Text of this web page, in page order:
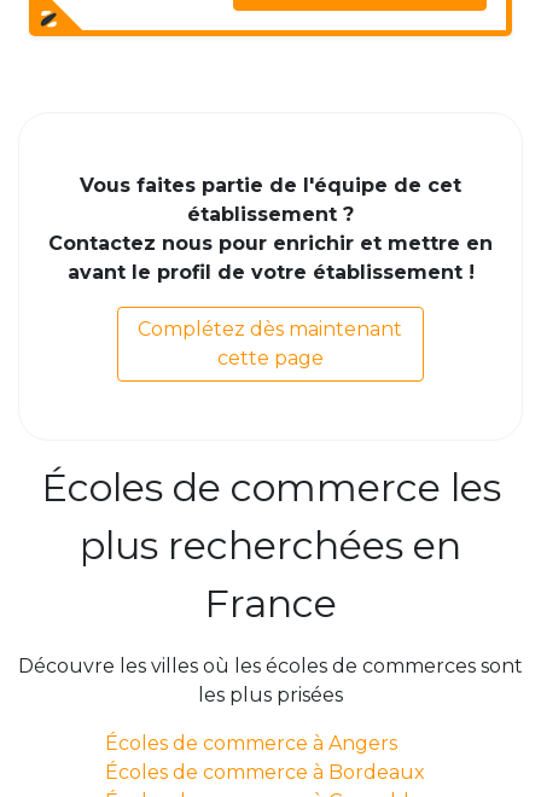
Vous faites partie de l'équipe de cet
établissement ?
Contactez nous pour enrichir et mettre en
avant le profil de votre établissement !
Complétez dès maintenant
cette page
Écoles de commerce les
plus recherchées en
France
Découvre les villes où les écoles de commerces sont
les plus prisées
Écoles de commerce à Angers
Écoles de commerce à Bordeaux